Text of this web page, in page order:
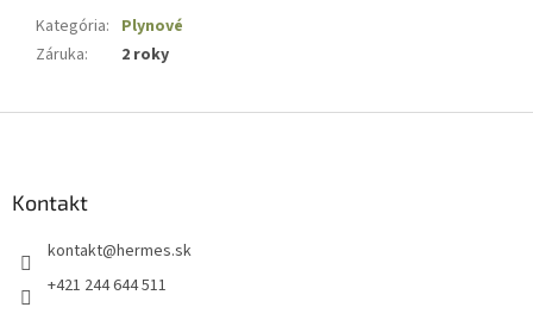
Kategória: Plynové
Záruka: 2 roky
Kontakt
kontakt@hermes.sk
+421 244 644 511